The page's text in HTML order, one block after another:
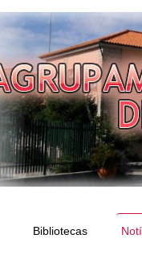
Bibliotecas